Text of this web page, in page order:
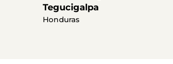
Tegucigalpa
Honduras